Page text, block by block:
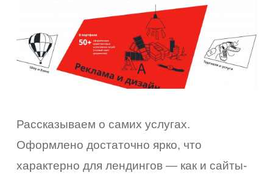
Рассказываем о самих услугах.
Оформлено достаточно ярко, что
характерно для лендингов — как и сайты-